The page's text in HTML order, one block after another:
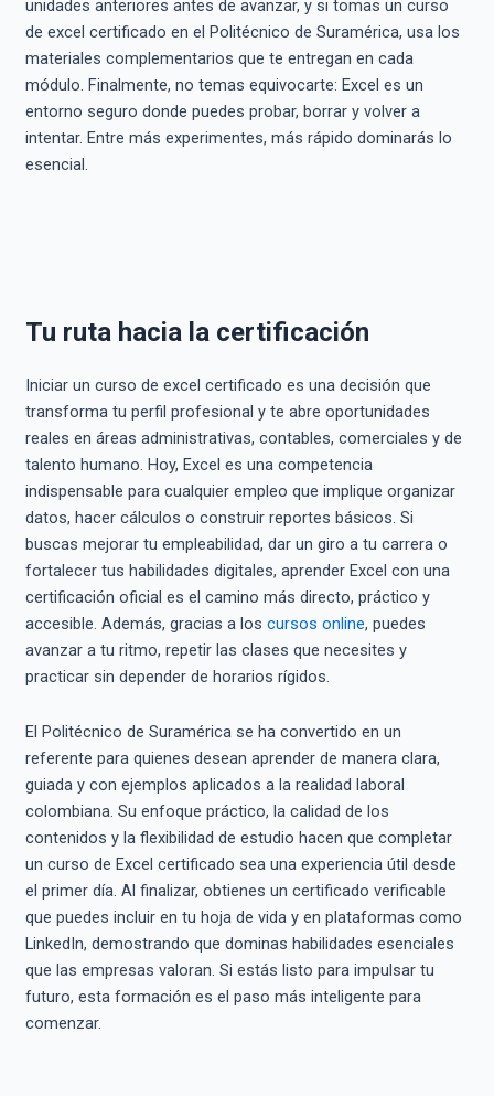
unidades anteriores antes de avanzar, y si tomas un curso
de excel certificado en el Politécnico de Suramérica, usa los
materiales complementarios que te entregan en cada
módulo. Finalmente, no temas equivocarte: Excel es un
entorno seguro donde puedes probar, borrar y volver a
intentar. Entre más experimentes, más rápido dominarás lo
esencial.
Tu ruta hacia la certificación
Iniciar un curso de excel certificado es una decisión que
transforma tu perfil profesional y te abre oportunidades
reales en áreas administrativas, contables, comerciales y de
talento humano. Hoy, Excel es una competencia
indispensable para cualquier empleo que implique organizar
datos, hacer cálculos o construir reportes básicos. Si
buscas mejorar tu empleabilidad, dar un giro a tu carrera o
fortalecer tus habilidades digitales, aprender Excel con una
certificación oficial es el camino más directo, práctico y
accesible. Además, gracias a los cursos online, puedes
avanzar a tu ritmo, repetir las clases que necesites y
practicar sin depender de horarios rígidos.
El Politécnico de Suramérica se ha convertido en un
referente para quienes desean aprender de manera clara,
guiada y con ejemplos aplicados a la realidad laboral
colombiana. Su enfoque práctico, la calidad de los
contenidos y la flexibilidad de estudio hacen que completar
un curso de Excel certificado sea una experiencia útil desde
el primer día. Al finalizar, obtienes un certificado verificable
que puedes incluir en tu hoja de vida y en plataformas como
LinkedIn, demostrando que dominas habilidades esenciales
que las empresas valoran. Si estás listo para impulsar tu
futuro, esta formación es el paso más inteligente para
comenzar.